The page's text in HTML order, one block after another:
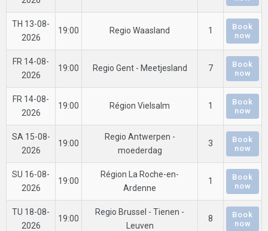
TH 13-08-
2026
19:00 Regio Waasland 1
Book
now
FR 14-08-
2026
19:00 Regio Gent - Meetjesland 7
Book
now
FR 14-08-
2026
19:00 Région Vielsalm 1
Book
now
SA 15-08-
2026
19:00
Regio Antwerpen -
moederdag
3
Book
now
SU 16-08-
2026
19:00
Région La Roche-en-
Ardenne
1
Book
now
TU 18-08-
2026
19:00
Regio Brussel - Tienen -
Leuven
8
Book
now